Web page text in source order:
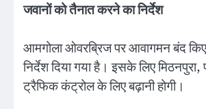
जवानों को तैनात करने का निर्देश
आमगोला ओवरब्रिज पर आवागमन बंद
निर्देश दिया गया है। इसके लिए
ट्रैफिक कंट्रोल के लिए बढ़ानी होगी।